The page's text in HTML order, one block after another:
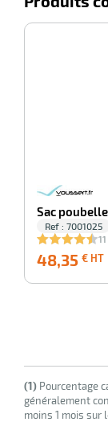
Sac
Ref : 7001025
48,35 € HT
(1) Pourcentage
généralement
moins 1 mois sur